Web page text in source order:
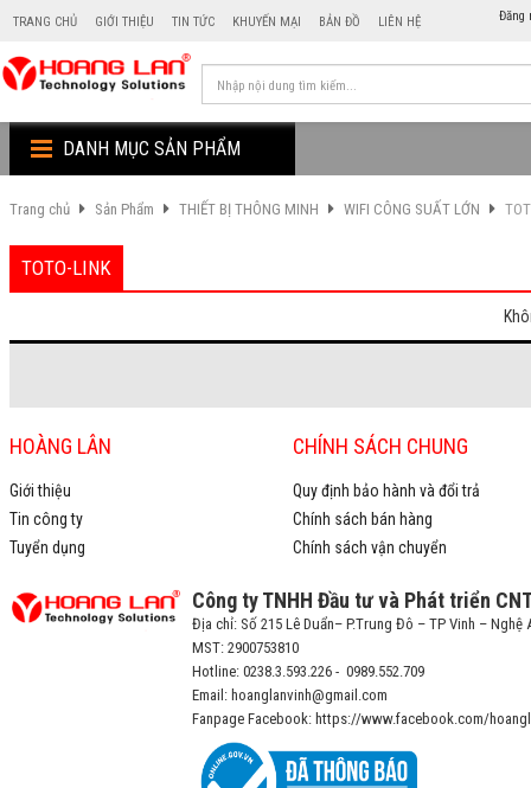
TRANG CHỦ GIỚI THIỆU TIN TỨC KHUYẾN MẠI BẢN ĐỒ LIÊN HỆ Đăng
DANH MỤC SẢN PHẨM
Trang chủ Sản Phẩm THIẾT BỊ THÔNG MINH WIFI CÔNG SUẤT LỚN
TOTO-LINK
HOÀNG LÂN
Giới thiệu
Tin công ty
Tuyển dụng
CHÍNH SÁCH CHUNG
Quy định bảo hành và đổi trả
Chính sách bán hàng
Chính sách vận chuyển
Công ty TNHH Đầu tư và Phát triển
Địa chỉ: Số 215 Lê Duẩn– P.Trung Đô – TP Vinh – Nghệ
MST: 2900753810
Hotline: 0238.3.593.226 - 0989.552.709
Email: hoanglanvinh@gmail.com
Fanpage Facebook: https://www.facebook.com/